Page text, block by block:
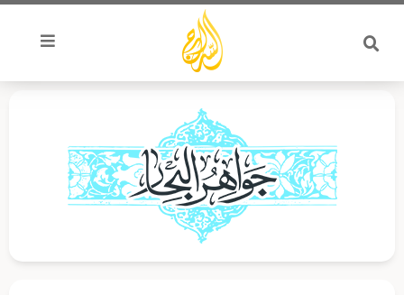
تخطي
المحتوى